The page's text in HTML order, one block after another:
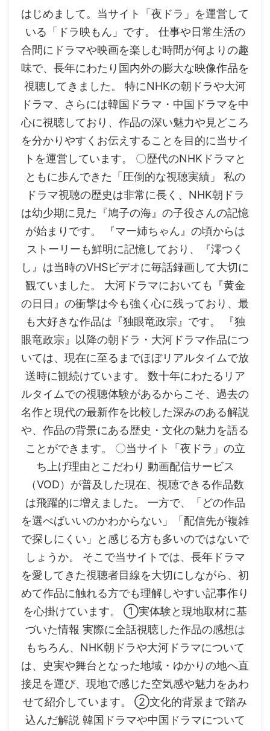
はじめまして。当サイト「夜ドラ」を運営して
いる「ドラ映もん」です。 仕事や日常生活の
合間にドラマや映画を楽しむ時間が何よりの趣
味で、長年にわたり国内外の膨大な映像作品を
視聴してきました。 特にNHKの朝ドラや大河
ドラマ、さらには韓国ドラマ・中国ドラマを中
心に視聴しており、作品の深い魅力や見どころ
を分かりやすくお伝えすることを目的に当サイ
トを運営しています。 〇歴代のNHKドラマと
ともに歩んできた「圧倒的な視聴実績」 私の
ドラマ視聴の歴史は非常に長く、NHK朝ドラ
は幼少期に見た『鳩子の海』の子役さんの記憶
が始まりです。 『マー姉ちゃん』の頃からは
ストーリーも鮮明に記憶しており、『澪つく
し』は当時のVHSビデオに毎話録画して大切に
観ていました。 大河ドラマにおいても『黄金
の日日』の衝撃は今も強く心に残っており、最
も大好きな作品は『独眼竜政宗』です。 『独
眼竜政宗』以降の朝ドラ・大河ドラマ作品につ
いては、現在に至るまでほぼリアルタイムで放
送時に観続けています。 数十年にわたるリア
ルタイムでの視聴体験があるからこそ、過去の
名作と現代の最新作を比較した深みのある解説
や、作品の背景にある歴史・文化の魅力を語る
ことができます。 〇当サイト「夜ドラ」の立
ち上げ理由とこだわり 動画配信サービス
（VOD）が普及した現在、視聴できる作品数
は飛躍的に増えました。 一方で、「どの作品
を選べばいいのかわからない」「配信先が複雑
で探しにくい」と感じる方も多いのではないで
しょうか。 そこで当サイトでは、長年ドラマ
を愛してきた視聴者目線を大切にしながら、初
めて作品に触れる方でも理解しやすい記事作り
を心掛けています。 ①実体験と現地取材に基
づいた情報 実際に全話視聴した作品の感想は
もちろん、NHK朝ドラや大河ドラマについて
は、史実や舞台となった地域・ゆかりの地へ直
接足を運び、現地で感じた空気感や魅力をあわ
せて紹介しています。 ②文化的背景まで踏み
込んだ解説 韓国ドラマや中国ドラマについて